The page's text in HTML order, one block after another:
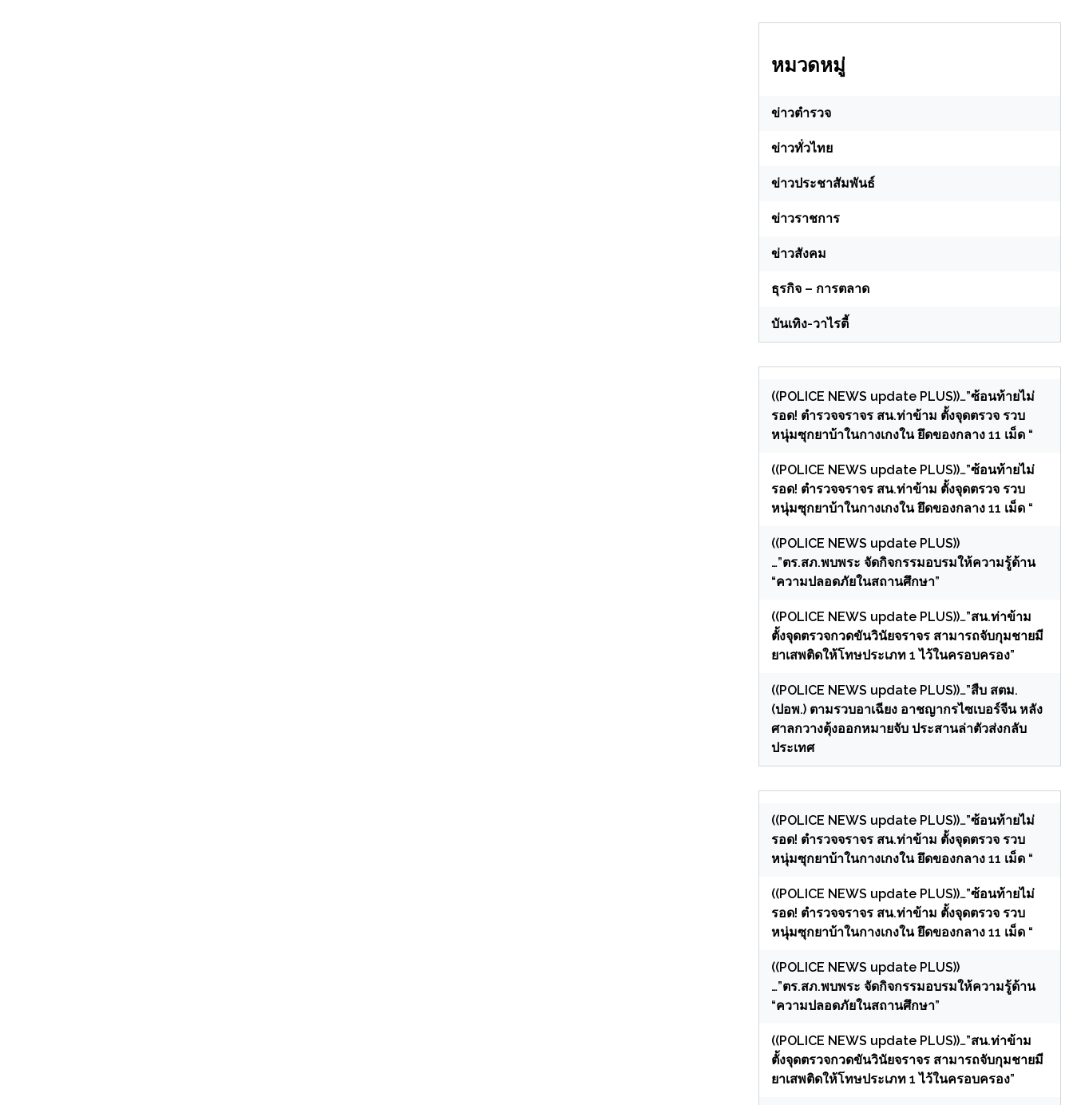
หมวดหมู่
ข่าวตำรวจ
ข่าวทั่วไทย
ข่าวประชาสัมพันธ์
ข่าวราชการ
ข่าวสังคม
ธุรกิจ – การตลาด
บันเทิง-วาไรตี้
((POLICE NEWS update PLUS))…”ซ้อนท้ายไม่
รอด! ตำรวจจราจร สน.ท่าข้าม ตั้งจุดตรวจ รวบ
หนุ่มซุกยาบ้าในกางเกงใน ยึดของกลาง 11 เม็ด “
((POLICE NEWS update PLUS))…”ซ้อนท้ายไม่
รอด! ตำรวจจราจร สน.ท่าข้าม ตั้งจุดตรวจ รวบ
หนุ่มซุกยาบ้าในกางเกงใน ยึดของกลาง 11 เม็ด “
((POLICE NEWS update PLUS))
…”ตร.สภ.พบพระ จัดกิจกรรมอบรมให้ความรู้ด้าน
“ความปลอดภัยในสถานศึกษา”
((POLICE NEWS update PLUS))…”สน.ท่าข้าม
ตั้งจุดตรวจกวดขันวินัยจราจร สามารถจับกุมชายมี
ยาเสพติดให้โทษประเภท 1 ไว้ในครอบครอง”
((POLICE NEWS update PLUS))…”สืบ สตม.
(ปอพ.) ตามรวบอาเฉียง อาชญากรไซเบอร์จีน หลัง
ศาลกวางตุ้งออกหมายจับ ประสานล่าตัวส่งกลับ
ประเทศ
((POLICE NEWS update PLUS))…”ซ้อนท้ายไม่
รอด! ตำรวจจราจร สน.ท่าข้าม ตั้งจุดตรวจ รวบ
หนุ่มซุกยาบ้าในกางเกงใน ยึดของกลาง 11 เม็ด “
((POLICE NEWS update PLUS))…”ซ้อนท้ายไม่
รอด! ตำรวจจราจร สน.ท่าข้าม ตั้งจุดตรวจ รวบ
หนุ่มซุกยาบ้าในกางเกงใน ยึดของกลาง 11 เม็ด “
((POLICE NEWS update PLUS))
…”ตร.สภ.พบพระ จัดกิจกรรมอบรมให้ความรู้ด้าน
“ความปลอดภัยในสถานศึกษา”
((POLICE NEWS update PLUS))…”สน.ท่าข้าม
ตั้งจุดตรวจกวดขันวินัยจราจร สามารถจับกุมชายมี
ยาเสพติดให้โทษประเภท 1 ไว้ในครอบครอง”